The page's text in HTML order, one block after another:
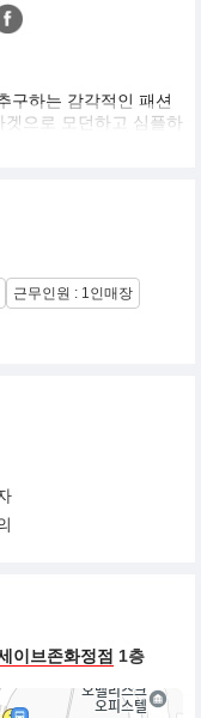
구하는 감각적인 패션
으로 모던하고 심플하
미지를 추구하는 라이
근무인원 : 1인매장
이브존화정점 1층